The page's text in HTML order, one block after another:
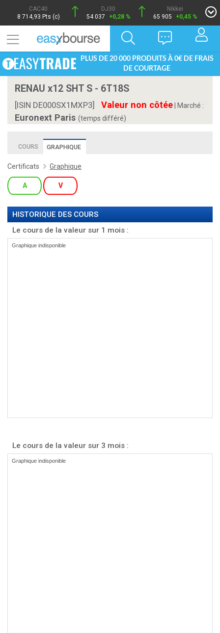
CAC40
8 714,93 Pts (c)
DJ30
54 037
+0,28 %
Nikkei
65 905
+0,45 %
PLUS DE 20 000 PRODUITS À 0€ DE FRAIS
DE COURTAGE
RENAU x12 SHT S - 6T18S
[ISIN DE000SX1MXP3] Valeur non côtée Marché :
Euronext Paris (temps différé)
COURS GRAPHIQUE
Certificats Graphique
A V
HISTORIQUE DES COURS
Le cours de la valeur sur 1 mois :
Le cours de la valeur sur 3 mois :